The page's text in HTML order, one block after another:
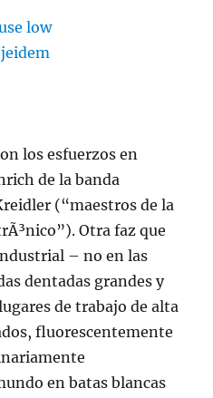
los esfuerzos en
de la banda
(“maestros de la
Otra faz que
– no en las
dentadas grandes y
de trabajo de alta
fluorescentemente
en batas blancas